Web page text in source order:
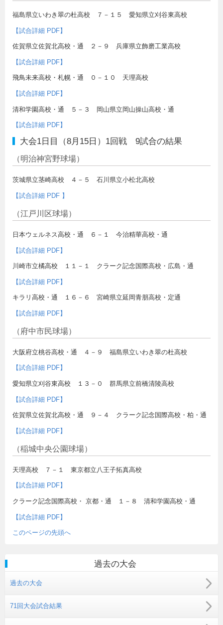
福島県立いわき翠の杜高校 ７－１５ 愛知県立刈谷東高校
【試合詳細 PDF】
佐賀県立佐賀北高校・通 ２－９ 兵庫県立飾磨工業高校
【試合詳細 PDF】
飛鳥未来高校・札幌・通 ０－１０ 天理高校
【試合詳細 PDF】
清和学園高校・通 ５－３ 岡山県立岡山操山高校・通
【試合詳細 PDF】
大会1日目（8月15日）1回戦 9試合の結果
（明治神宮野球場）
茨城県立茎崎高校 ４－５ 石川県立小松北高校
【試合詳細 PDF 】
（江戸川区球場）
日本ウェルネス高校・通 ６－１ 今治精華高校・通
【試合詳細 PDF】
川崎市立橘高校 １１－１ クラーク記念国際高校・広島・通
【試合詳細 PDF】
キラリ高校・通 １６－６ 宮崎県立延岡青朋高校・定通
【試合詳細 PDF】
（府中市民球場）
大阪府立桃谷高校・通 ４－９ 福島県立いわき翠の杜高校
【試合詳細 PDF】
愛知県立刈谷東高校 １３－０ 群馬県立前橋清陵高校
【試合詳細 PDF】
佐賀県立佐賀北高校・通 ９－４ クラーク記念国際高校・柏・通
【試合詳細 PDF】
（稲城中央公園球場）
天理高校 ７－１ 東京都立八王子拓真高校
【試合詳細 PDF】
クラーク記念国際高校・ 京都・通 １－８ 清和学園高校・通
【試合詳細 PDF】
このページの先頭へ
過去の大会
過去の大会
71回大会試合結果